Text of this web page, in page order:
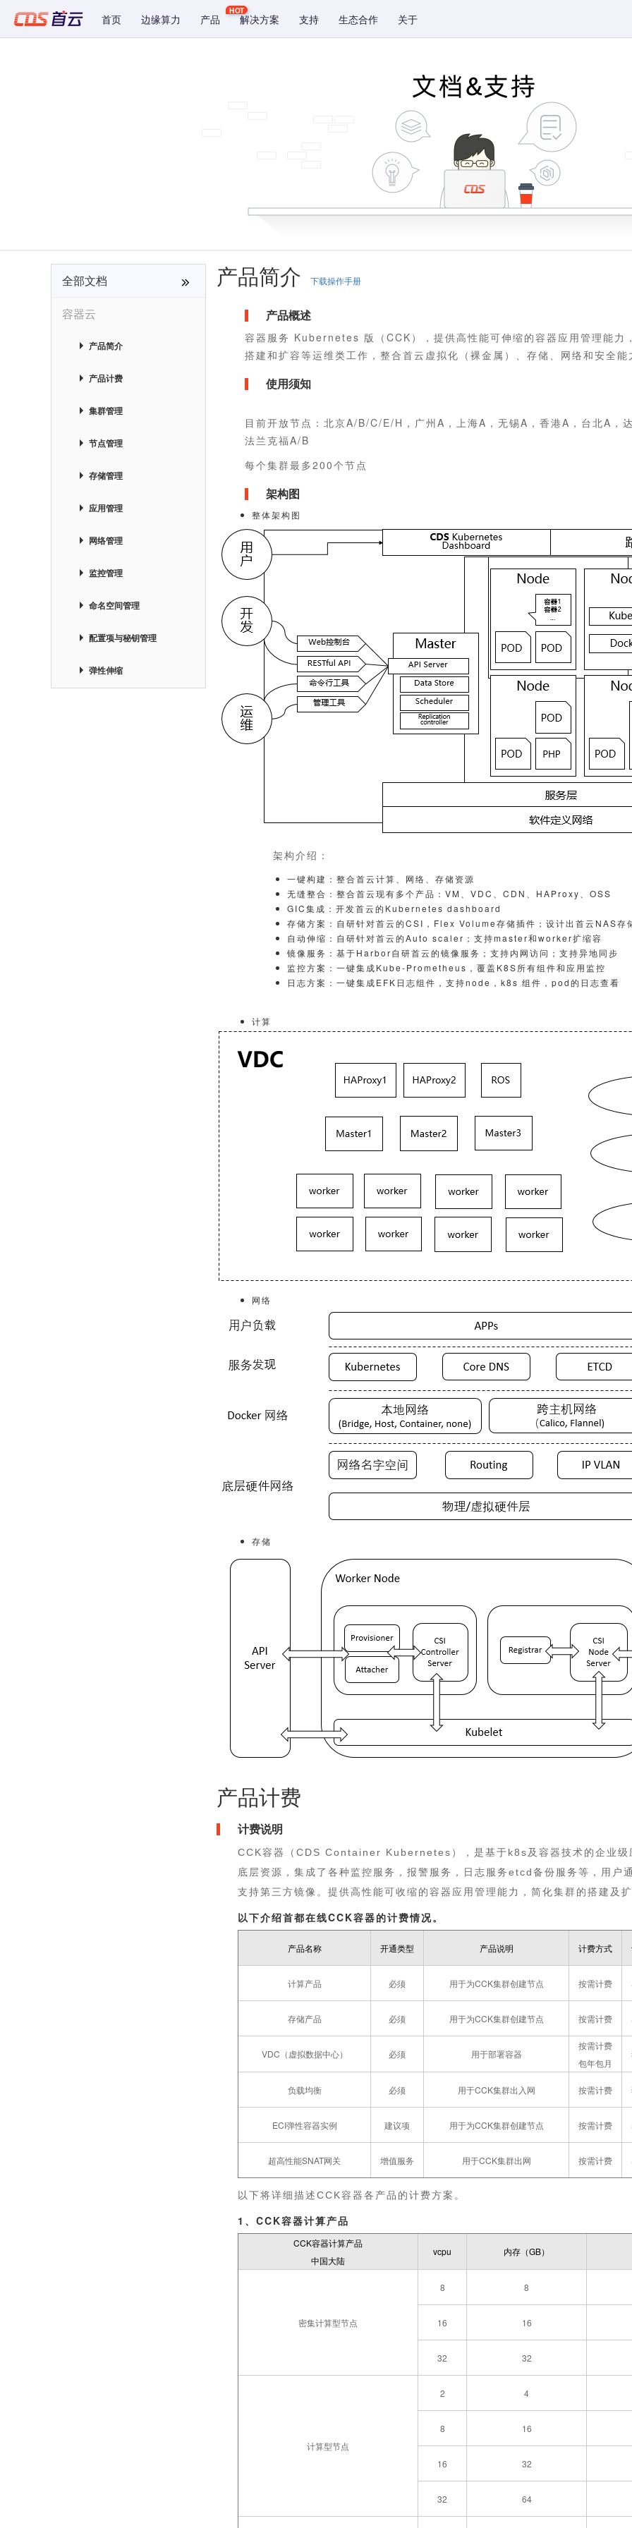
首页 边缘算力 产品 解决方案
HOT
支持 生态合作 关于
全部文档
容器云
产品简介
产品计费
集群管理
节点管理
存储管理
应用管理
网络管理
监控管理
命名空间管理
配置项与秘钥管理
弹性伸缩
产品简介 下载操作手册
产品概述
容器服务 Kubernetes 版（CCK），提供高性能可伸缩的容器应用管理能
搭建和扩容等运维类工作，整合首云虚拟化（裸金属）、存储、网络和安全
使用须知
目前开放节点：北京A/B/C/E/H，广州A，上海A，无锡A，香港A，台北A，
法兰克福A/B
每个集群最多200个节点
架构图
整体架构图
架构介绍：
⼀键构建：整合⾸云计算、⽹络、存储资源
⽆缝整合：整合⾸云现有多个产品：VM、VDC、CDN、HAProxy、OSS
GIC集成：开发⾸云的Kubernetes dashboard
存储⽅案：⾃研针对⾸云的CSI，Flex Volume存储插件；设计出⾸云NAS存
⾃动伸缩：⾃研针对⾸云的Auto scaler；⽀持master和worker扩缩容
镜像服务：基于Harbor⾃研⾸云的镜像服务；⽀持内⽹访问；⽀持异地同步
监控⽅案：⼀键集成Kube-Prometheus，覆盖K8S所有组件和应⽤监控
⽇志⽅案：⼀键集成EFK⽇志组件，⽀持node，k8s 组件，pod的⽇志查看
计算
网络
存储
产品计费
计费说明
CCK容器（CDS Container Kubernetes），是基于k8s及容器技术的企业级
底层资源，集成了各种监控服务，报警服务，日志服务etcd备份服务等，用
支持第三方镜像。提供高性能可收缩的容器应用管理能力，简化集群的搭建及
以下介绍首都在线CCK容器的计费情况。
产品名称 开通类型 产品说明 计费方式
计算产品 必须 用于为CCK集群创建节点 按需计费
存储产品 必须 用于为CCK集群创建节点 按需计费
VDC（虚拟数据中心） 必须 用于部署容器
按需计费
包年包月
负载均衡 必须 用于CCK集群出入网 按需计费
ECI弹性容器实例 建议项 用于为CCK集群创建节点 按需计费
超高性能SNAT网关 增值服务 用于CCK集群出网 按需计费
以下将详细描述CCK容器各产品的计费方案。
1、CCK容器计算产品
CCK容器计算产品
中国大陆
vcpu 内存（GB）
密集计算型节点
8 8
16 16
32 32
计算型节点
2 4
8 16
16 32
32 64